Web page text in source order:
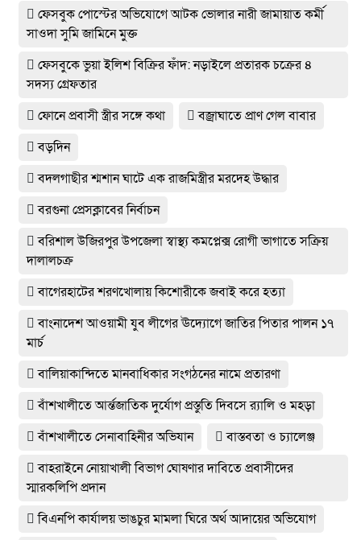
ফেসবুক পোস্টের অভিযোগে আটক ভোলার নারী জামায়াত কর্মী
সাওদা সুমি জামিনে মুক্ত
ফেসবুকে ভুয়া ইলিশ বিক্রির ফাঁদ: নড়াইলে প্রতারক চক্রের ৪
সদস্য গ্রেফতার
ফোনে প্রবাসী স্ত্রীর সঙ্গে কথা
বজ্রাঘাতে প্রাণ গেল বাবার
বড়দিন
বদলগাছীর শ্মশান ঘাটে এক রাজমিস্ত্রীর মরদেহ উদ্ধার
বরগুনা প্রেসক্লাবের নির্বাচন
বরিশাল উজিরপুর উপজেলা স্বাস্থ্য কমপ্লেক্স রোগী ভাগাতে সক্রিয়
দালালচক্র
বাগেরহাটের শরণখোলায় কিশোরীকে জবাই করে হত্যা
বাংনাদেশ আওয়ামী যুব লীগের ঊদ‍্যোগে জাতির পিতার পালন ১৭
মার্চ
বালিয়াকান্দিতে মানবাধিকার সংগঠনের নামে প্রতারণা
বাঁশখালী‌তে আর্ন্তজা‌তিক দু‌র্যোগ প্রস্তু‌তি দিব‌সে র‌্যালি ও মহড়া
বাঁশখালীতে সেনাবাহিনীর অভিযান
বাস্তবতা ও চ্যালেঞ্জ
বাহরাইনে নোয়াখালী বিভাগ ঘোষণার দাবিতে প্রবাসীদের
স্মারকলিপি প্রদান
বিএনপি কার্যালয় ভাঙচুর মামলা ঘিরে অর্থ আদায়ের অভিযোগ